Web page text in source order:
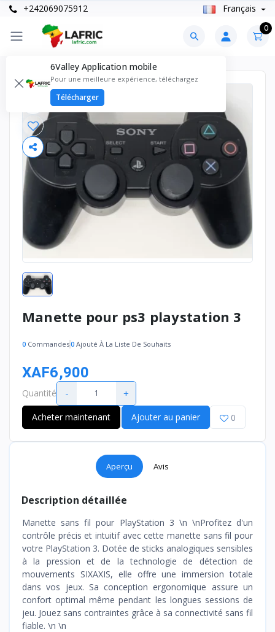
+242069075912 Français
0
6Valley Application mobile
Pour une meilleure expérience, téléchargez
Télécharger
Manette pour ps3 playstation 3
0 Commandes0 Ajouté À La Liste De Souhaits
XAF6,900
Quantité - +
Acheter maintenant Ajouter au panier 0
Aperçu Avis
Description détaillée
Manette sans fil pour PlayStation 3 \n \nProfitez d'un
contrôle précis et intuitif avec cette manette sans fil pour
votre PlayStation 3. Dotée de sticks analogiques sensibles
à la pression et de la technologie de détection de
mouvements SIXAXIS, elle offre une immersion totale
dans vos jeux. Sa conception ergonomique assure un
confort optimal même pendant les longues sessions de
jeu. Jouez sans contraintes grâce à sa connectivité sans fil
fiable. \n \n